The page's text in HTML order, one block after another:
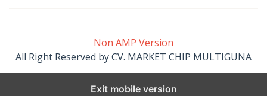
Non AMP Version
All Right Reserved by CV. MARKET CHIP MULTIGUNA
Exit mobile version